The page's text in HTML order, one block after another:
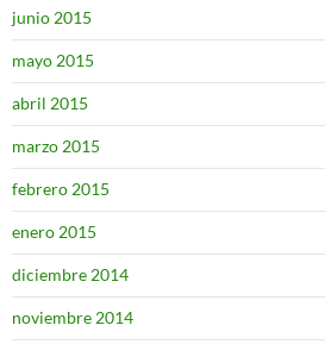
junio 2015
mayo 2015
abril 2015
marzo 2015
febrero 2015
enero 2015
diciembre 2014
noviembre 2014